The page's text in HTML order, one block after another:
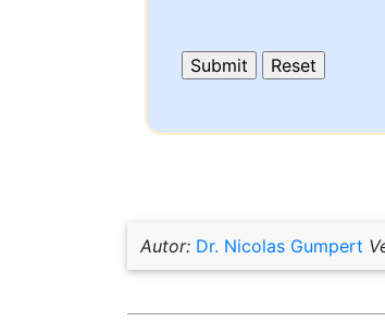
Autor: Dr. Nicolas Gumpert